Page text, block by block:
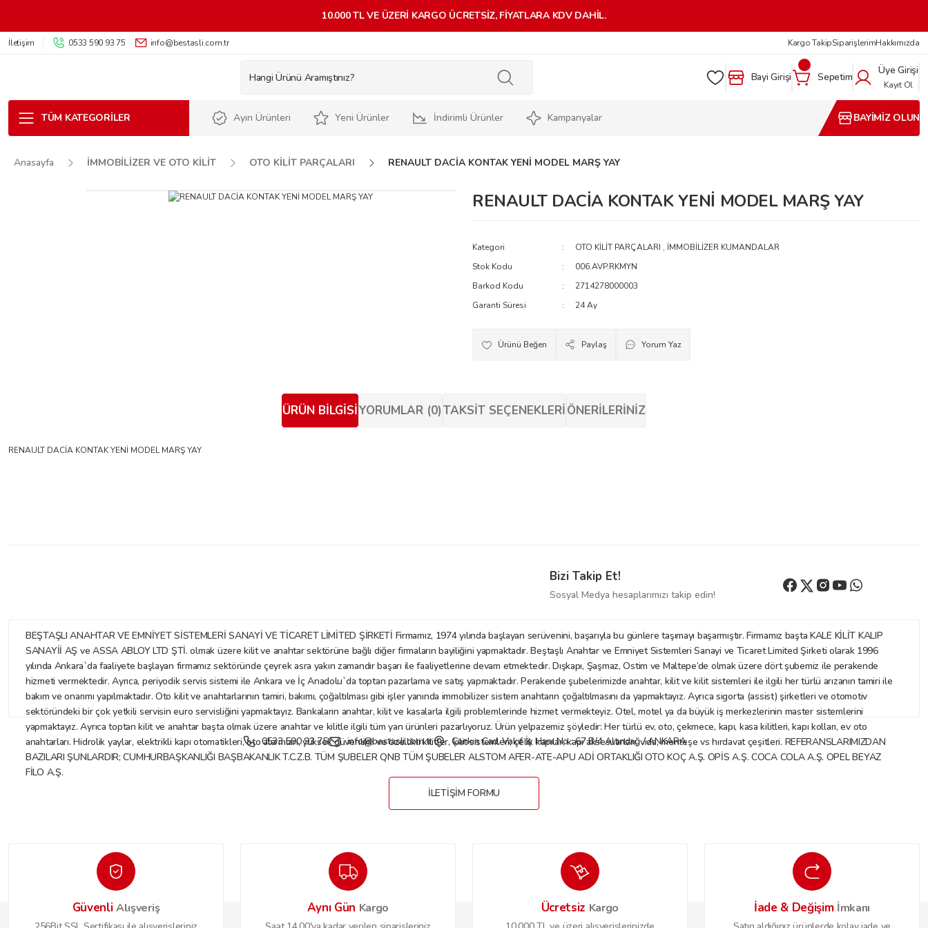
10.000 TL VE ÜZERİ KARGO ÜCRETSİZ, FİYATLARA KDV DAHİL.
İletişim 0533 590 93 75 info@bestasli.com.tr Kargo TakipSiparişlerimHakkımızda
Bayi Girişi Sepetim
Üye Girişi
Kayıt Ol
TÜM KATEGORILER Ayın Ürünleri Yeni Ürünler İndirimli Ürünler Kampanyalar BAYİMİZ OLUN
Anasayfa İMMOBİLİZER VE OTO KİLİT OTO KİLİT PARÇALARI RENAULT DACİA KONTAK YENİ MODEL MARŞ YAY
RENAULT DACİA KONTAK YENİ MODEL MARŞ YAY
Kategori OTO KİLİT PARÇALARI , İMMOBİLİZER KUMANDALAR
Stok Kodu
006.AVP.RKMYN
Barkod Kodu
2714278000003
Garanti Süresi
24 Ay
Paylaş Yorum Yaz
ÜRÜN BILGISIYORUMLAR (0)TAKSIT SEÇENEKLERIÖNERILERINIZ
RENAULT DACİA KONTAK YENİ MODEL MARŞ YAY
Gönder
Bizi Takip Et!
Sosyal Medya hesaplarımızı takip edin!
BEŞTAŞLI ANAHTAR VE EMNİYET SİSTEMLERİ SANAYİ VE TİCARET LİMİTED ŞİRKETİ Firmamız, 1974 yılında başlayan serüvenini, başarıyla bu günlere taşımayı başarmıştır. Firmamız başta KALE KİLİT KALIP
SANAYİİ AŞ ve ASSA ABLOY LTD ŞTİ. olmak üzere kilit ve anahtar sektörüne bağlı diğer firmaların bayiliğini yapmaktadır. Beştaşlı Anahtar ve Emniyet Sistemleri Sanayi ve Ticaret Limited Şirketi olarak 1996
yılında Ankara`da faaliyete başlayan firmamız sektöründe çeyrek asra yakın zamandır başarı ile faaliyetlerine devam etmektedir. Dışkapı, Şaşmaz, Ostim ve Maltepe’de olmak üzere dört şubemiz ile perakende
hizmeti vermektedir. Ayrıca, periyodik servis sistemi ile Ankara ve İç Anadolu`da toptan pazarlama ve satış yapmaktadır. Perakende şubelerimizde anahtar, kilit ve kilit sistemleri ile ilgili her türlü arızanın tamiri ile
bakım ve onarımı yapılmaktadır. Oto kilit ve anahtarlarının tamiri, bakımı, çoğaltılması gibi işler yanında immobilizer sistem anahtarın çoğaltılmasını da yapmaktayız. Ayrıca sigorta (assist) şirketleri ve otomotiv
sektöründeki bir çok yetkili servisin euro servisliğini yapmaktayız. Bankaların anahtar, kilit ve kasalarla ilgili problemlerinde hizmet vermekteyiz. Otel, motel ya da büyük iş merkezlerinin master sistemlerini
yapmaktayız. Ayrıca toptan kilit ve anahtar başta olmak üzere anahtar ve kilitle ilgili tüm yan ürünleri pazarlıyoruz. Ürün yelpazemiz şöyledir: Her türlü ev, oto, çekmece, kapı, kasa kilitleri, kapı kolları, ev oto
anahtarları. Hidrolik yaylar, elektrikli kapı otomatikleri, oto alarmları, yüksek güvenlikli ve özellikli kilitler, kilit sistemleri; çelik kapılar, kapı aksesuarları, vida, menteşe vs hırdavat çeşitleri. REFERANSLARIMIZDAN
BAZILARI ŞUNLARDIR; CUMHURBAŞKANLIĞI BAŞBAKANLIK T.C.Z.B. TÜM ŞUBELER QNB TÜM ŞUBELER ALSTOM AFER-ATE-APU ADİ ORTAKLIĞI OTO KOÇ A.Ş. OPİS A.Ş. COCA COLA A.Ş. OPEL BEYAZ
FİLO A.Ş.
0533 590 93 75 info@bestasli.com.tr Çankırı Cad. Vakıf İş Hanı No : 67 B/4 Altındağ / ANKARA
İLETİŞİM FORMU
GüvenliAlışveriş Aynı Gün Kargo Ücretsiz Kargo İade & Değişim İmkanı